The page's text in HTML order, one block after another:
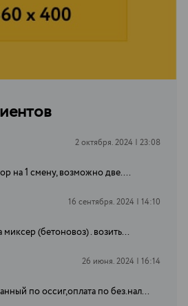
2 октября. 2024 | 23:08
на 1 смену, возможно две....
16 сентября. 2024 | 14:10
(бетоновоз) . возить...
26 июня. 2024 | 16:14
по оссиг,оплата по без.нал...